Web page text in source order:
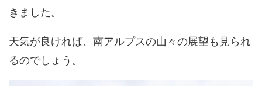
きました。
天気が良ければ、南アルプスの山々の展望も見られ
るのでしょう。